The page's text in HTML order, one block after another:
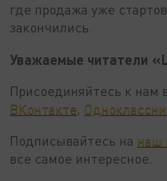
где продажа уже
закончились.
Уважаемые читатели
Присоединяйтесь к нам
ВКонтакте,
Подписывайтесь на наш
все самое интересное.